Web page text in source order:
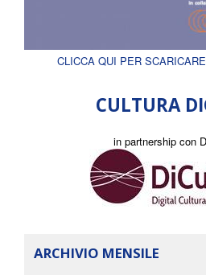
CLICCA QUI PER
CULTURA
in partnership con
ARCHIVIO MENSILE